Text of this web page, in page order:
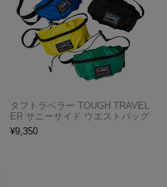
タフトラベラー TOUGH TRAVEL
ER サニーサイド ウエストバッグ
¥9,350